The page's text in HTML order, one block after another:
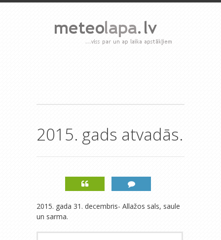
2015. gads atvadās.
2015. gada 31. decembris- Allažos sals, saule
un sarma.